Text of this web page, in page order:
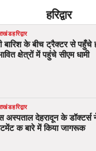
हरिद्वार
हरिद्वार
बारिश के बीच ट्रैक्टर से पहुँचे
क्षेत्रों में पहुंचे सीएम धामी
हरिद्वार
अस्पताल देहरादून के डॉक्टर्स
क बारे में किया जागरूक